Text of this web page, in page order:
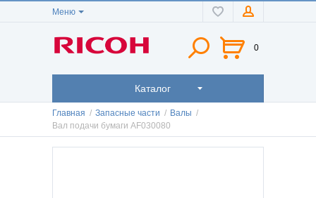
Меню
0
Каталог
Главная / Запасные части / Валы /
Вал подачи бумаги AF030080